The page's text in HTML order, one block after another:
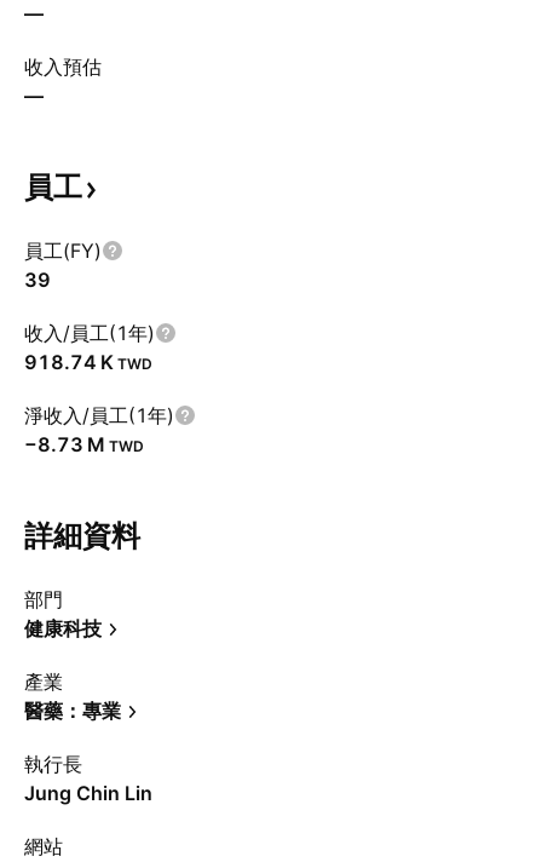
—
收入預估
—
員工
員工(FY)
39
收入/員工(1年)
‪918.74 K‬ TWD
淨收入/員工(1年)
‪−8.73 M‬ TWD
詳細資料
部門
健康科技
產業
醫藥：專業
執行長
Jung Chin Lin
網站